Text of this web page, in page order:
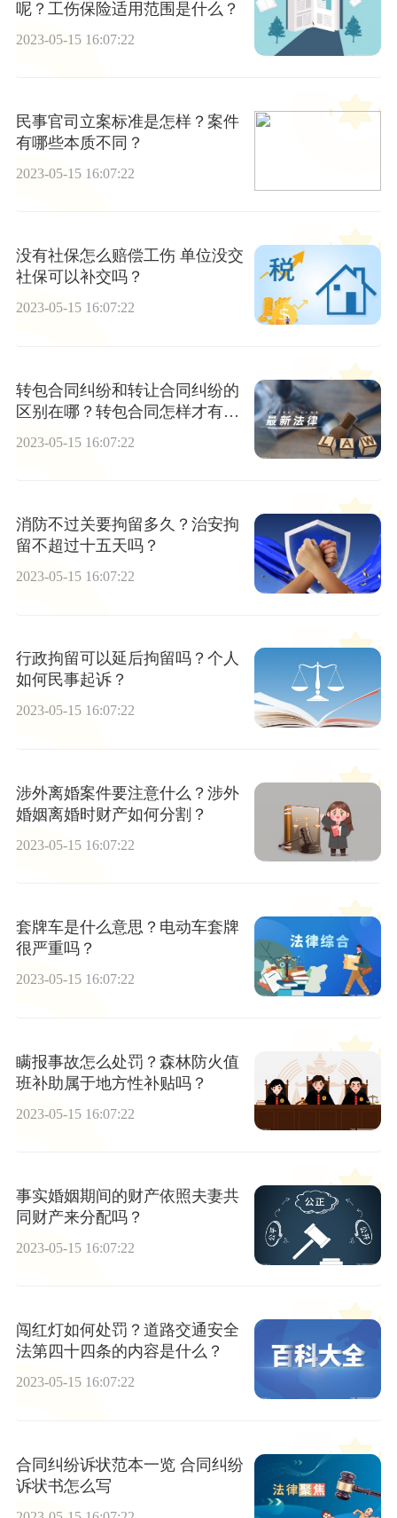
呢？工伤保险适用范围是什么？
2023-05-15 16:07:22
民事官司立案标准是怎样？案件
有哪些本质不同？
2023-05-15 16:07:22
没有社保怎么赔偿工伤 单位没交
社保可以补交吗？
2023-05-15 16:07:22
转包合同纠纷和转让合同纠纷的
区别在哪？转包合同怎样才有
2023-05-15 16:07:22
消防不过关要拘留多久？治安拘
留不超过十五天吗？
2023-05-15 16:07:22
行政拘留可以延后拘留吗？个人
如何民事起诉？
2023-05-15 16:07:22
涉外离婚案件要注意什么？涉外
婚姻离婚时财产如何分割？
2023-05-15 16:07:22
套牌车是什么意思？电动车套牌
很严重吗？
2023-05-15 16:07:22
瞒报事故怎么处罚？森林防火值
班补助属于地方性补贴吗？
2023-05-15 16:07:22
事实婚姻期间的财产依照夫妻共
同财产来分配吗？
2023-05-15 16:07:22
闯红灯如何处罚？道路交通安全
法第四十四条的内容是什么？
2023-05-15 16:07:22
合同纠纷诉状范本一览 合同纠纷
诉状书怎么写